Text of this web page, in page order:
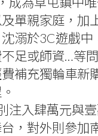
單親家庭，加
溺於3C遊戲中
足或師資…等
補充獨輪車新
注入肆萬元與
，對外則參加